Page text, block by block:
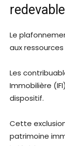
Le
aux
Les
Immobilière
dispositif.
Cette
patrimoine